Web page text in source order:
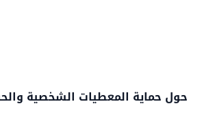
حول حماية المعطيات الشخصية